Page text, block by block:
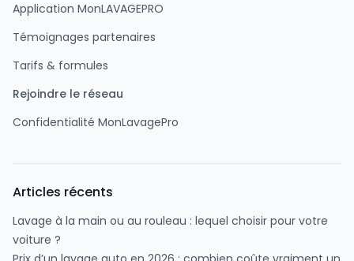
Application MonLAVAGEPRO
Témoignages partenaires
Tarifs & formules
Rejoindre le réseau
Confidentialité MonLavagePro
Articles récents
Lavage à la main ou au rouleau : lequel choisir pour votre
voiture ?